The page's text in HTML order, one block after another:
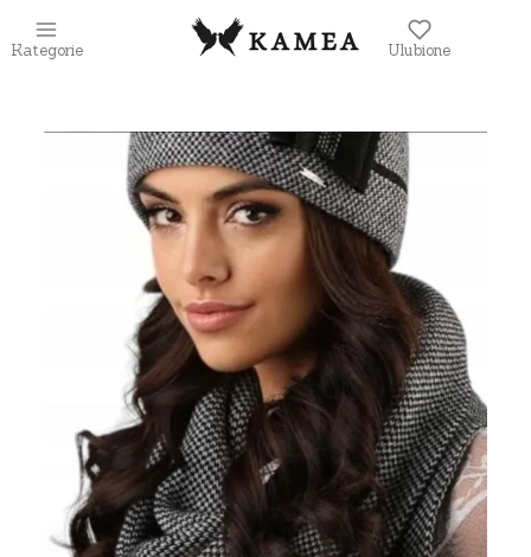
Kategorie Ulubione